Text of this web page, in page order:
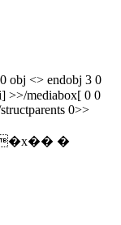
<> endobj 3 0
>>/mediabox[ 0 0
0>>
�